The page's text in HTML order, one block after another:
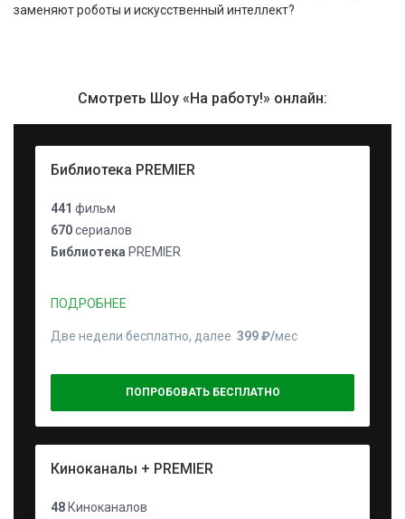
заменяют роботы и искусственный интеллект?
Смотреть Шоу «На работу!» онлайн:
Библиотека PREMIER
441 фильм
670сериалов
Библиотека PREMIER
ПОДРОБНЕЕ
Две недели бесплатно, далее 399 ₽⁠/⁠мес
ПОПРОБОВАТЬ БЕСПЛАТНО
Киноканалы + PREMIER
48 Киноканалов